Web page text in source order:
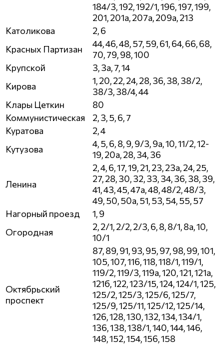
184/3, 192, 192/1, 196, 197, 199,
201, 201а, 207а, 209а, 213
Католикова
2, 6
Красных Партизан
44, 46, 48, 57, 59, 61, 64, 66, 68,
70, 79, 98, 100
Крупской
3, 3а, 7, 14
Кирова
1, 20, 22, 24, 28, 36, 38, 38/2,
38/3, 38/4, 44
Клары Цеткин
80
Коммунистическая
2, 3, 5, 6, 7
Куратова
2, 4
Кутузова
4, 5, 6, 8, 9, 9/3, 9а, 10, 11/2, 12-
19, 20а, 28, 34, 36
Ленина
2, 4, 6, 17, 19, 21, 23, 23а, 24, 25,
27, 28, 30, 32, 33, 34, 36, 38, 39,
41, 43, 45, 47а, 48, 48/2, 48/3,
49, 50, 50а, 51, 53, 54, 55, 57
Нагорный проезд
1, 9
Огородная
2, 2/1, 2/2, 2/3, 6, 8, 8/1, 8а, 10,
10/1
Октябрьский
проспект
87, 89, 91, 93, 95, 97, 98, 99, 101,
105, 107, 116, 118, 118/1, 119/1,
119/2, 119/3, 119а, 120, 121, 121а,
121б, 122, 123/15, 124, 124/1, 125,
125/2, 125/3, 125/6, 125/7,
125/9, 125/11, 125/12, 125/14,
126, 128, 130, 132, 134, 134/1,
136, 138, 138/1, 140, 144, 146,
148, 152, 154, 156, 158